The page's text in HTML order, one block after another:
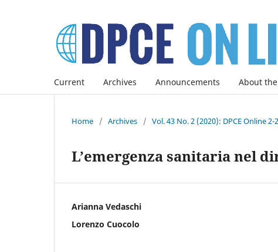
Current Archives Announcements About
Home / Archives / Vol. 43 No. 2 (2020): DPCE Online 2-
L’emergenza sanitaria nel
Arianna Vedaschi
Lorenzo Cuocolo